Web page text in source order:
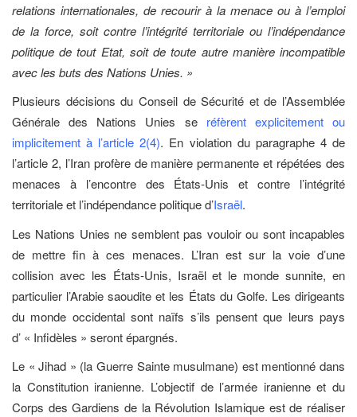
relations internationales, de recourir à la menace ou à l’emploi
de la force, soit contre l’intégrité territoriale ou l’indépendance
politique de tout Etat, soit de toute autre manière incompatible
avec les buts des Nations Unies. »
Plusieurs décisions du Conseil de Sécurité et de l’Assemblée
Générale des Nations Unies se réfèrent explicitement ou
implicitement à l’article 2(4). En violation du paragraphe 4 de
l’article 2, l’Iran profère de manière permanente et répétées des
menaces à l’encontre des États-Unis et contre l’intégrité
territoriale et l’indépendance politique d’Israël.
Les Nations Unies ne semblent pas vouloir ou sont incapables
de mettre fin à ces menaces. L’Iran est sur la voie d’une
collision avec les États-Unis, Israël et le monde sunnite, en
particulier l’Arabie saoudite et les États du Golfe. Les dirigeants
du monde occidental sont naïfs s’ils pensent que leurs pays
d’ « Infidèles » seront épargnés.
Le « Jihad » (la Guerre Sainte musulmane) est mentionné dans
la Constitution iranienne. L’objectif de l’armée iranienne et du
Corps des Gardiens de la Révolution Islamique est de réaliser